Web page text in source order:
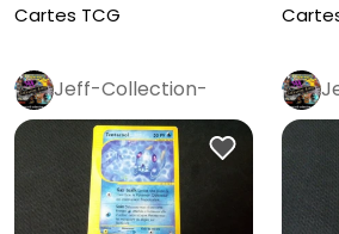
Cartes TCG
Jeff-Collection-
Rétro Pro